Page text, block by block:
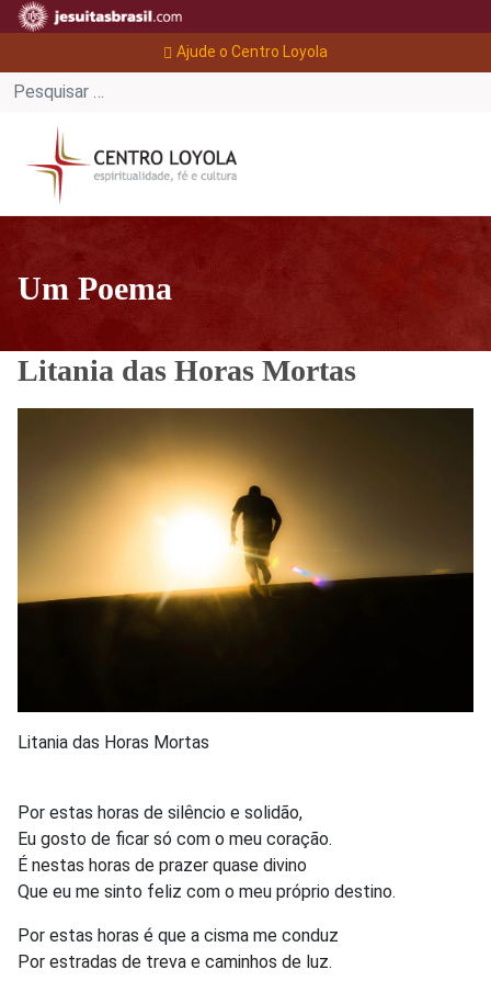
Ajude o Centro Loyola
Um Poema
Litania das Horas Mortas
Litania das Horas Mortas
Por estas horas de silêncio e solidão,
Eu gosto de ficar só com o meu coração.
É nestas horas de prazer quase divino
Que eu me sinto feliz com o meu próprio destino.
Por estas horas é que a cisma me conduz
Por estradas de treva e caminhos de luz.